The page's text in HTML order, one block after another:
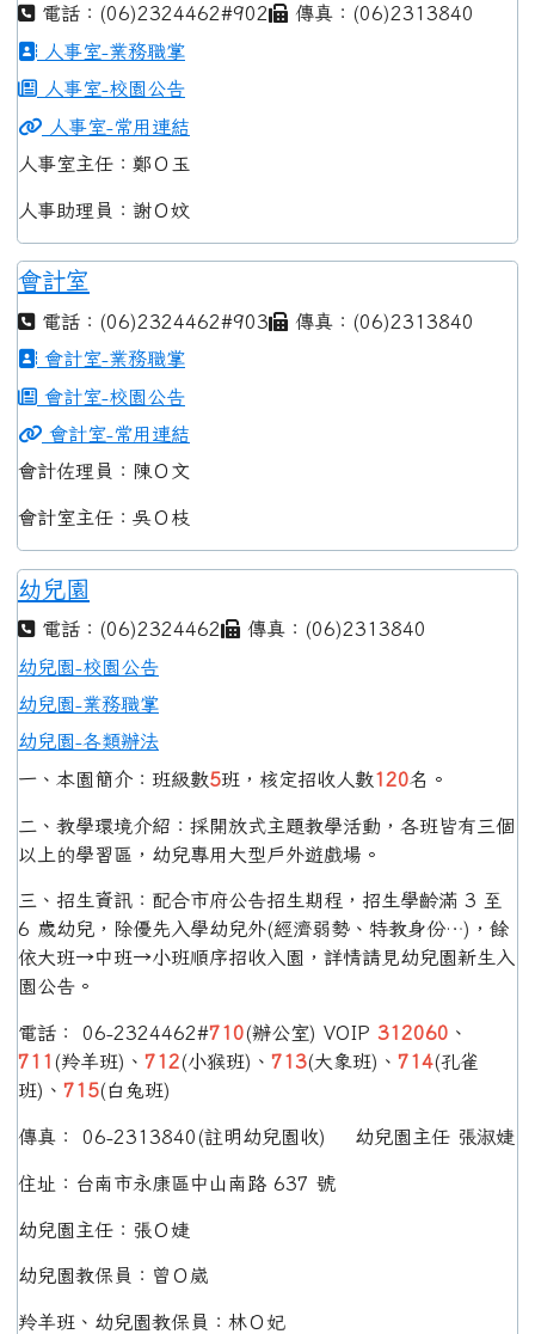
電話：(06)2324462#902
傳真：(06)2313840
人事室-業務職掌
人事室-校園公告
人事室-常用連結
人事室主任：鄭Ｏ玉
人事助理員：謝Ｏ妏
會計室
電話：(06)2324462#903
傳真：(06)2313840
會計室-業務職掌
會計室-校園公告
會計室-常用連結
會計佐理員：陳Ｏ文
會計室主任：吳Ｏ枝
幼兒園
電話：(06)2324462
傳真：(06)2313840
幼兒園-校園公告
幼兒園-業務職掌
幼兒園-各類辦法
一、本園簡介：班級數5班，核定招收人數120名。
二、教學環境介紹：採開放式主題教學活動，各班皆有三個
以上的學習區，幼兒專用大型戶外遊戲場。
三、招生資訊：配合市府公告招生期程，招生學齡滿 3 至
6 歲幼兒，除優先入學幼兒外(經濟弱勢、特教身份…)，餘
依大班→中班→小班順序招收入園，詳情請見幼兒園新生入
園公告。
電話： 06-2324462#710(辦公室) VOIP 312060 、
711 (羚羊班)、 712(小猴班)、 713(大象班)、 714(孔雀
班)、 715(白兔班)
傳真： 06-2313840(註明幼兒園收) 幼兒園主任 張淑婕
住址：台南市永康區中山南路 637 號
幼兒園主任：張Ｏ婕
幼兒園教保員：曾Ｏ崴
羚羊班、幼兒園教保員：林Ｏ妃